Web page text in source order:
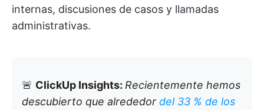
internas, discusiones de casos y llamadas
administrativas.
🚨 ClickUp Insights: Recientemente hemos
descubierto que alrededor del 33 % de los